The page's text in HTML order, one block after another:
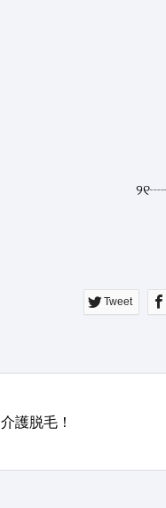
୨୧
Tweet
介護脱毛！